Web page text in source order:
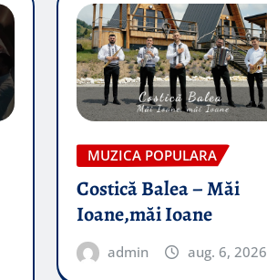
MUZICA POPULARA
Costică Balea – Măi
Ioane,măi Ioane
admin aug. 6, 2026